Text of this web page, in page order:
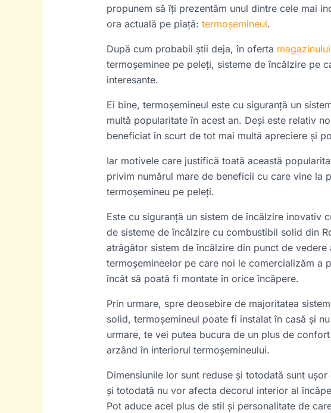
propunem să îți prezentăm unul dintre cele mai
ora actuală pe piață: termoșemineul.
După cum probabil știi deja, în oferta
termoșeminee pe peleți, sisteme de încălzire pe
interesante.
Ei bine, termoșemineul este cu siguranță un
multă popularitate în acest an. Deși este relativ
beneficiat în scurt de tot mai multă apreciere și
Iar motivele care justifică toată această
privim numărul mare de beneficii cu care vine la
termoșemineu pe peleți.
Este cu siguranță un sistem de încălzire inovativ
de sisteme de încălzire cu combustibil solid din
atrăgător sistem de încălzire din punct de vedere
termoșemineelor pe care noi le comercializăm a
încât să poată fi montate în orice încăpere.
Prin urmare, spre deosebire de majoritatea
solid, termoșemineul poate fi instalat în casă și
urmare, te vei putea bucura de un plus de
arzând în interiorul termoșemineului.
Dimensiunile lor sunt reduse și totodată sunt
și totodată nu vor afecta decorul interior al
Pot aduce acel plus de stil și personalitate de